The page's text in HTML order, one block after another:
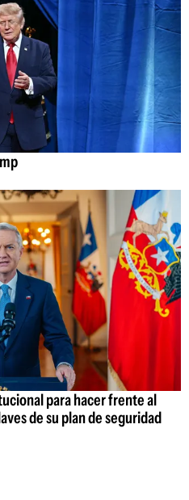
para hacer frente al
de su plan de seguridad